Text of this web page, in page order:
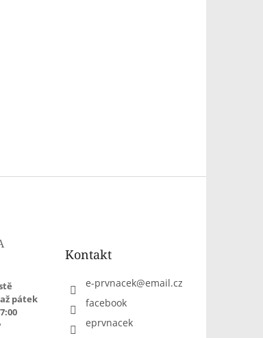
pátek
Kontakt
e-prvnacek@email.cz
facebook
eprvnacek